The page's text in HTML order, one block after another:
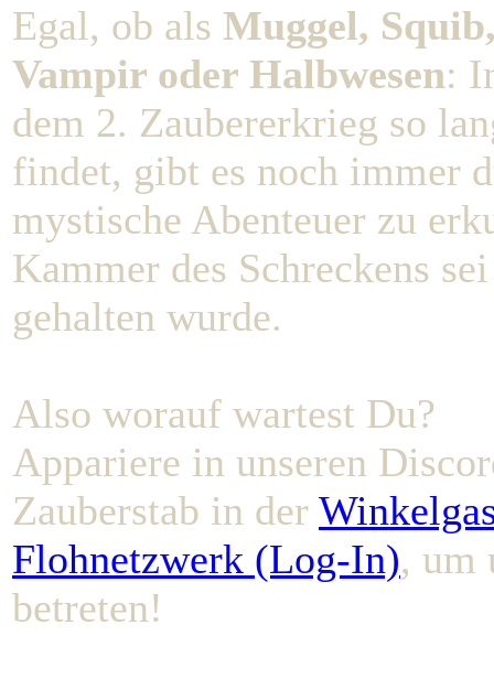
Egal, ob als Muggel,
Vampir oder Halbwesen:
dem 2. Zaubererkrieg so
findet, gibt es noch immer
mystische Abenteuer zu
Kammer des Schreckens
gehalten wurde.
Also worauf wartest Du?
Appariere in unseren
Zauberstab in der
Flohnetzwerk (Log-In), um
betreten!